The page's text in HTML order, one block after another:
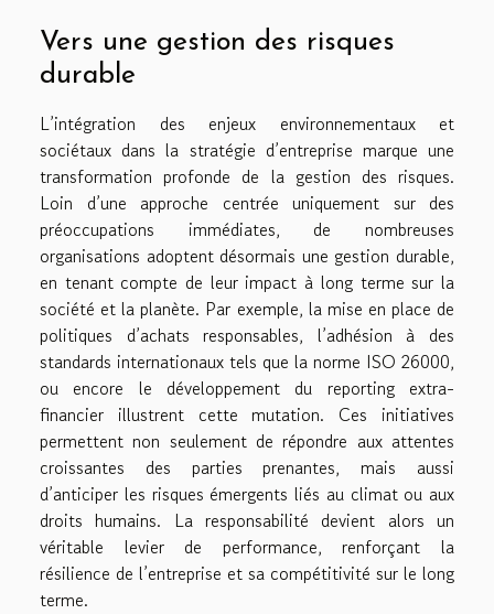
Vers une gestion des risques
durable
L’intégration des enjeux environnementaux et
sociétaux dans la stratégie d’entreprise marque une
transformation profonde de la gestion des risques.
Loin d’une approche centrée uniquement sur des
préoccupations immédiates, de nombreuses
organisations adoptent désormais une gestion durable,
en tenant compte de leur impact à long terme sur la
société et la planète. Par exemple, la mise en place de
politiques d’achats responsables, l’adhésion à des
standards internationaux tels que la norme ISO 26000,
ou encore le développement du reporting extra-
financier illustrent cette mutation. Ces initiatives
permettent non seulement de répondre aux attentes
croissantes des parties prenantes, mais aussi
d’anticiper les risques émergents liés au climat ou aux
droits humains. La responsabilité devient alors un
véritable levier de performance, renforçant la
résilience de l’entreprise et sa compétitivité sur le long
terme.